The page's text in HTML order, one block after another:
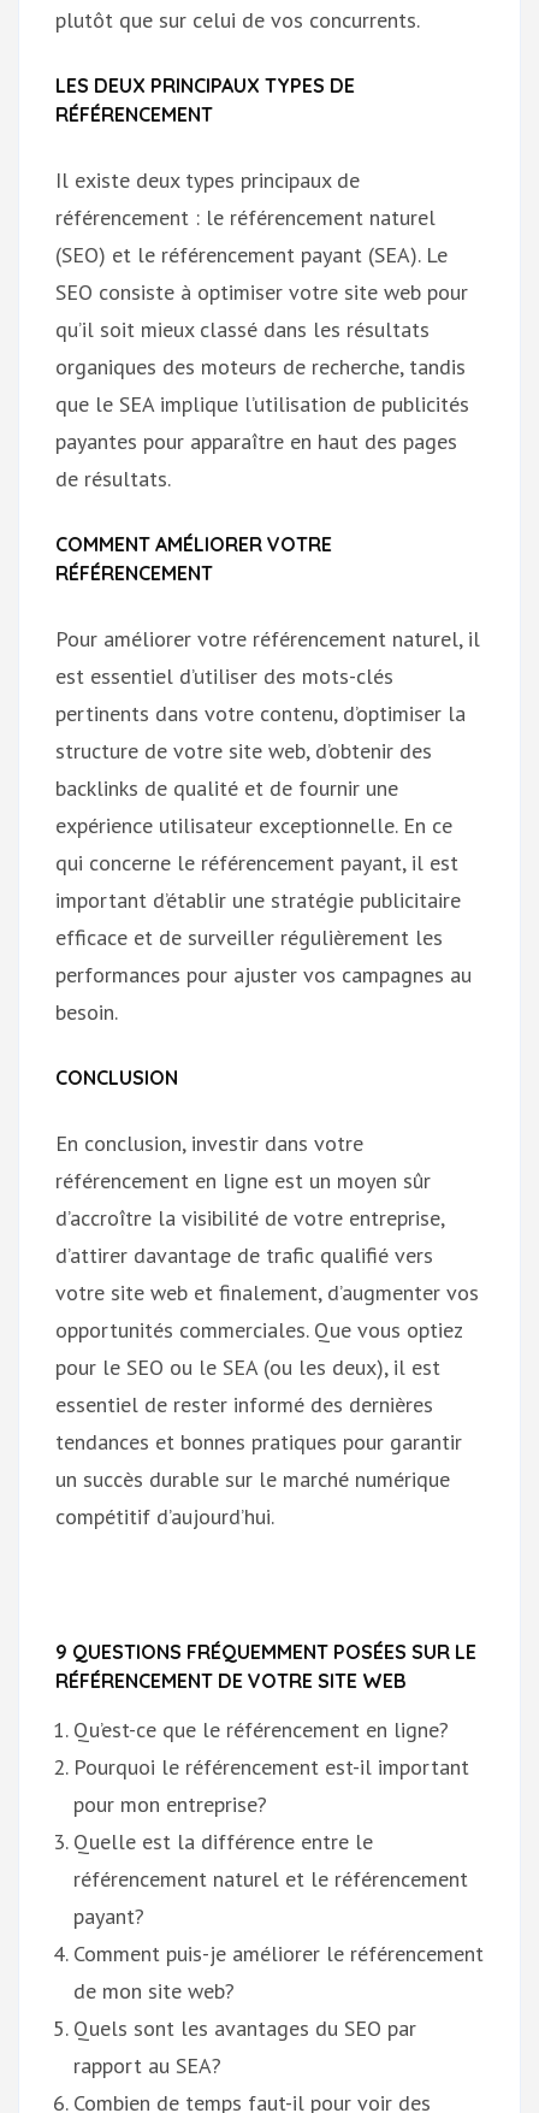
plutôt que sur celui de vos concurrents.
LES DEUX PRINCIPAUX TYPES DE
RÉFÉRENCEMENT
Il existe deux types principaux de
référencement : le référencement naturel
(SEO) et le référencement payant (SEA). Le
SEO consiste à optimiser votre site web pour
qu’il soit mieux classé dans les résultats
organiques des moteurs de recherche, tandis
que le SEA implique l’utilisation de publicités
payantes pour apparaître en haut des pages
de résultats.
COMMENT AMÉLIORER VOTRE
RÉFÉRENCEMENT
Pour améliorer votre référencement naturel, il
est essentiel d’utiliser des mots-clés
pertinents dans votre contenu, d’optimiser la
structure de votre site web, d’obtenir des
backlinks de qualité et de fournir une
expérience utilisateur exceptionnelle. En ce
qui concerne le référencement payant, il est
important d’établir une stratégie publicitaire
efficace et de surveiller régulièrement les
performances pour ajuster vos campagnes au
besoin.
CONCLUSION
En conclusion, investir dans votre
référencement en ligne est un moyen sûr
d’accroître la visibilité de votre entreprise,
d’attirer davantage de trafic qualifié vers
votre site web et finalement, d’augmenter vos
opportunités commerciales. Que vous optiez
pour le SEO ou le SEA (ou les deux), il est
essentiel de rester informé des dernières
tendances et bonnes pratiques pour garantir
un succès durable sur le marché numérique
compétitif d’aujourd’hui.
9 QUESTIONS FRÉQUEMMENT POSÉES SUR LE
RÉFÉRENCEMENT DE VOTRE SITE WEB
Qu’est-ce que le référencement en ligne?
Pourquoi le référencement est-il important
pour mon entreprise?
Quelle est la différence entre le
référencement naturel et le référencement
payant?
Comment puis-je améliorer le référencement
de mon site web?
Quels sont les avantages du SEO par
rapport au SEA?
Combien de temps faut-il pour voir des